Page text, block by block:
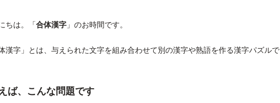
ちは。「合体漢字 」のお時間です。
体漢字」とは、与えられた文字を組み合わせて別の漢字や熟語を作る漢字パズルで
ば、こんな問題です